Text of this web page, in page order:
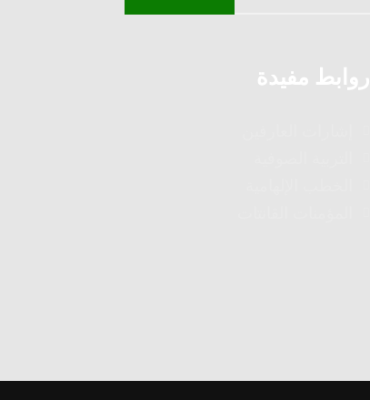
روابط مفيدة